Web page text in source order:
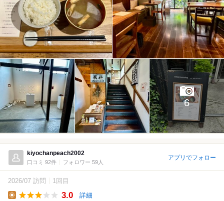
6
kiyochanpeach2002
口コミ 92件 フォロワー 59人
アプリでフォロー
2026/07 訪問 1回目
3.0 詳細